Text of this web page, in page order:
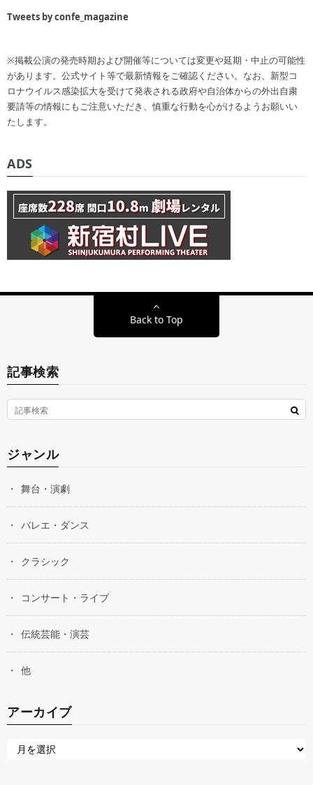
Tweets by confe_magazine
※掲載公演の発売時期および開催等については変更や延期・中止の可能性
があります。公式サイト等で最新情報をご確認ください。なお、新型コ
ロナウイルス感染拡大を受けて発表される政府や自治体からの外出自粛
要請等の情報にもご注意いただき、慎重な行動を心がけるようお願いい
たします。
ADS
Back to Top
記事検索
ジャンル
舞台・演劇
バレエ・ダンス
クラシック
コンサート・ライブ
伝統芸能・演芸
他
アーカイブ